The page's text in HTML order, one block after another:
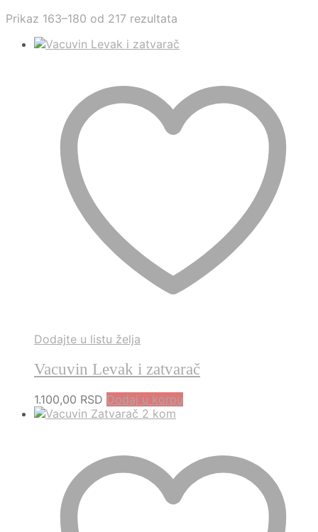
Prikaz 163–180 od 217 rezultata
najnovijem
Dodajte u listu želja
Vacuvin Levak i zatvarač
1.100,00 RSD Dodaj u korpu